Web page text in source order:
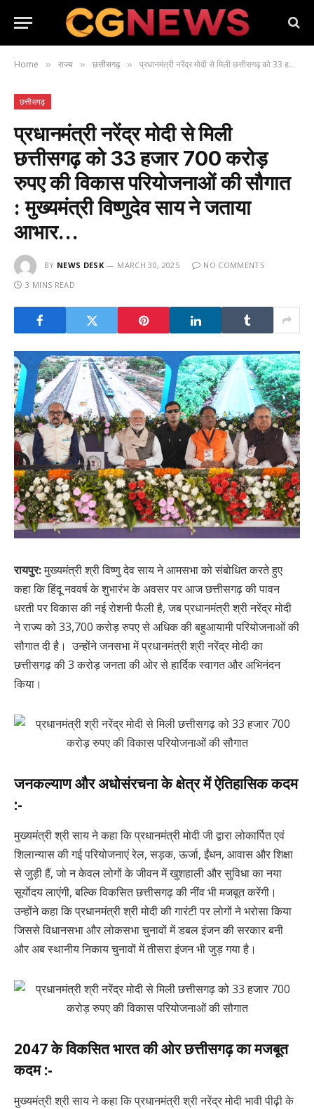
Home » राज्य » छत्तीसगढ़ » प्रधानमंत्री नरेंद्र मोदी से मिली छत्तीसगढ़ को 33 हजार 700 करोड़ रुपए की विकास परियोजनाओं की सौगात : मुख्यमंत्री विष्णुदेव साय ने जताया आभार…
छत्तीसगढ़
प्रधानमंत्री नरेंद्र मोदी से मिली
छत्तीसगढ़ को 33 हजार 700 करोड़
रुपए की विकास परियोजनाओं की सौगात
: मुख्यमंत्री विष्णुदेव साय ने जताया
आभार…
BY NEWS DESK MARCH 30, 2025
NO COMMENTS
3 MINS READ
रायपुर:मुख्यमंत्री श्री विष्णु देव साय ने आमसभा को संबोधित करते हुए
कहा कि हिंदू नववर्ष के शुभारंभ के अवसर पर आज छत्तीसगढ़ की पावन
धरती पर विकास की नई रोशनी फैली है, जब प्रधानमंत्री श्री नरेंद्र मोदी
ने राज्य को 33,700 करोड़ रुपए से अधिक की बहुआयामी परियोजनाओं की
सौगात दी है। उन्होंने जनसभा में प्रधानमंत्री श्री नरेंद्र मोदी का
छत्तीसगढ़ की 3 करोड़ जनता की ओर से हार्दिक स्वागत और अभिनंदन
किया।
जनकल्याण और अधोसंरचना के क्षेत्र में ऐतिहासिक कदम
:-
मुख्यमंत्री श्री साय ने कहा कि प्रधानमंत्री मोदी जी द्वारा लोकार्पित एवं
शिलान्यास की गई परियोजनाएं रेल, सड़क, ऊर्जा, ईंधन, आवास और शिक्षा
से जुड़ी हैं, जो न केवल लोगों के जीवन में खुशहाली और सुविधा का नया
सूर्याेदय लाएंगी, बल्कि विकसित छत्तीसगढ़ की नींव भी मजबूत करेंगी।
उन्होंने कहा कि प्रधानमंत्री श्री मोदी की गारंटी पर लोगों ने भरोसा किया
जिससे विधानसभा और लोकसभा चुनावों में डबल इंजन की सरकार बनी
और अब स्थानीय निकाय चुनावों में तीसरा इंजन भी जुड़ गया है।
2047 के विकसित भारत की ओर छत्तीसगढ़ का मजबूत
कदम :-
मुख्यमंत्री श्री साय ने कहा कि प्रधानमंत्री श्री नरेंद्र मोदी भावी पीढ़ी के